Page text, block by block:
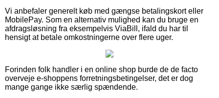
Vi anbefaler generelt køb med gængse betalingskort eller
MobilePay. Som en alternativ mulighed kan du bruge en
afdragsløsning fra eksempelvis ViaBill, ifald du har til
hensigt at betale omkostningerne over flere uger.
Forinden folk handler i en online shop burde de de facto
overveje e-shoppens forretningsbetingelser, det er dog
mange gange ikke særlig spændende.